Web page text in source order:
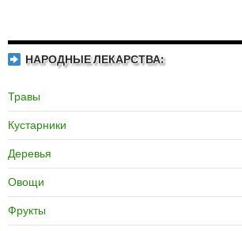
НАРОДНЫЕ ЛЕКАРСТВА:
Травы
Кустарники
Деревья
Овощи
Фрукты